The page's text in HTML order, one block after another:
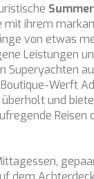
mit ihrem
von etwas
Leistungen
Superyachten
Werft
und
Reisen
Diese
seiner
auf der